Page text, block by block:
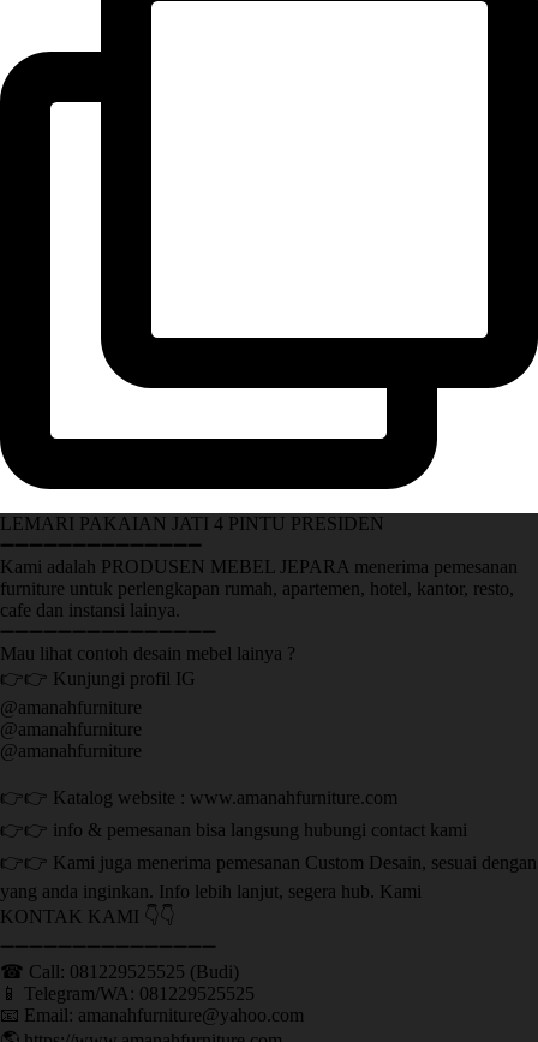
LEMARI PAKAIAN JATI 4 PINTU PRESIDEN
➖➖➖➖➖➖➖➖➖➖➖➖➖➖
Kami adalah PRODUSEN MEBEL JEPARA menerima pemesanan
furniture untuk perlengkapan rumah, apartemen, hotel, kantor, resto,
cafe dan instansi lainya.
➖➖➖➖➖➖➖➖➖➖➖➖➖➖➖
Mau lihat contoh desain mebel lainya ?
👉👉 Kunjungi profil IG
@amanahfurniture
@amanahfurniture
@amanahfurniture
👉👉 Katalog website : www.amanahfurniture.com
👉👉 info & pemesanan bisa langsung hubungi contact kami
👉👉 Kami juga menerima pemesanan Custom Desain, sesuai dengan
yang anda inginkan. Info lebih lanjut, segera hub. Kami
KONTAK KAMI 👇👇
➖➖➖➖➖➖➖➖➖➖➖➖➖➖➖ ㅤ
☎ Call: 081229525525 (Budi)
📱 Telegram/WA: 081229525525
📧 Email: amanahfurniture@yahoo.com